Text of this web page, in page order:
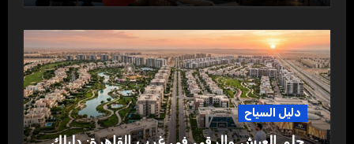
دليل السياح